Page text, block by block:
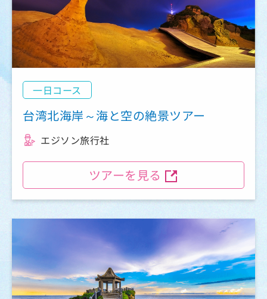
一日コース
台湾北海岸～海と空の絶景ツアー
エジソン旅行社
ツアーを見る